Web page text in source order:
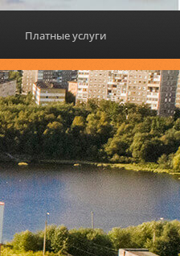
Платные услуги